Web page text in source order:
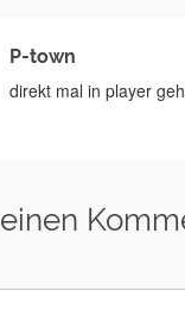
P-town
direkt mal in player